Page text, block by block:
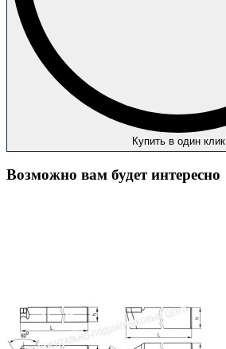
Купить в один клик
Возможно вам будет интересно